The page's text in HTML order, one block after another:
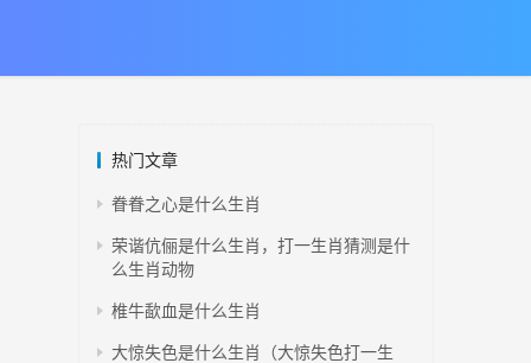
热门文章
眷眷之心是什么生肖
荣谐伉俪是什么生肖，打一生肖猜测是什
么生肖动物
椎牛歃血是什么生肖
大惊失色是什么生肖（大惊失色打一生